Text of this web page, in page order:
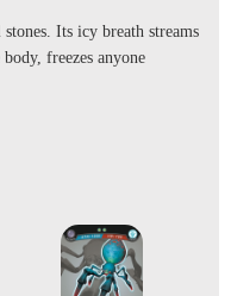
Its icy breath streams
freezes anyone